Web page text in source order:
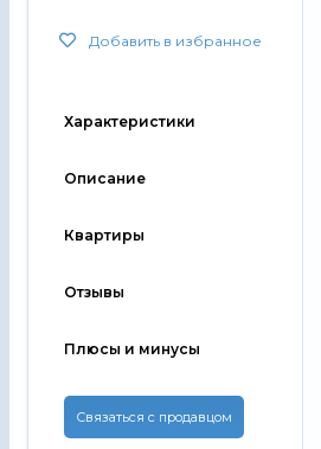
Добавить в избранное
Характеристики
Описание
Квартиры
Отзывы
Плюсы и минусы
Связаться с продавцом